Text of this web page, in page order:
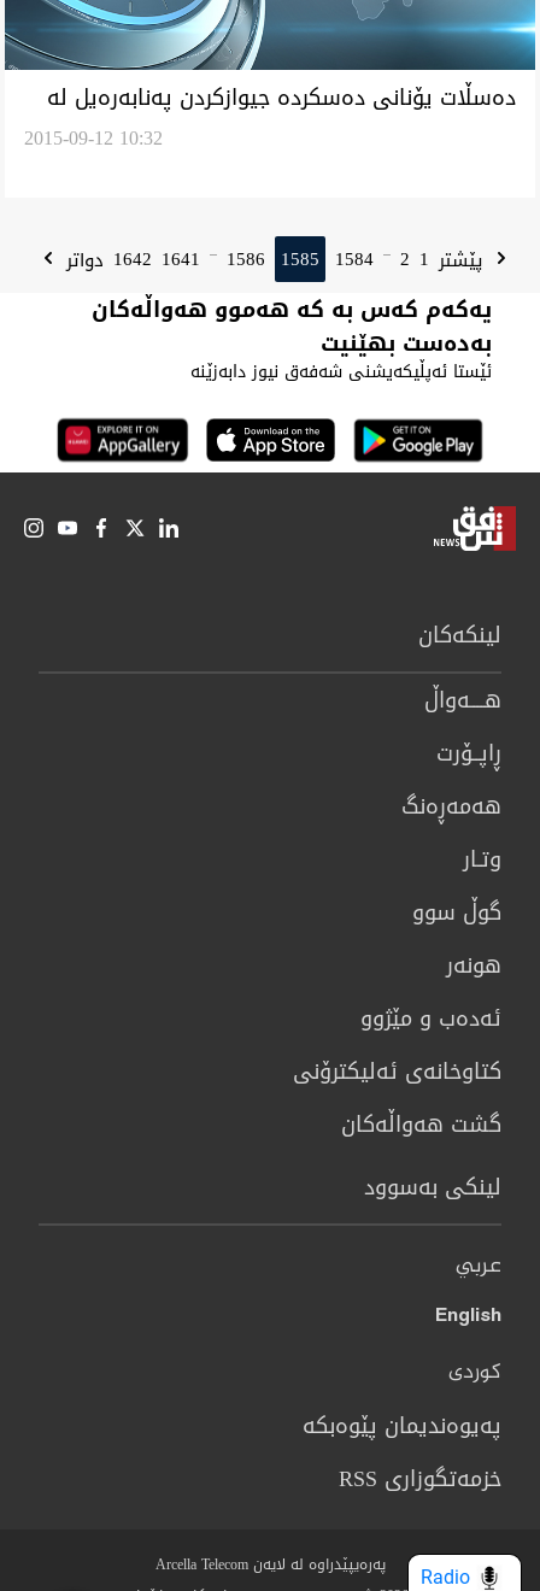
ده‌سڵات يۆنانى ده‌سكرده‌ جيوازكردن په‌نابه‌ره‌يل له‌
2015-09-12 10:32
پێشتر 1
2
...
1584
1585
1586
...
1641
1642 دواتر
یەکەم کەس بە کە هەموو هەواڵەکان
بەدەست بهێنیت
ئێستا ئەپڵیکەیشنی شەفەق نیوز دابەزێنە
لینكەكان
هــــه‌واڵ
ڕاپــۆرت
هه‌مه‌ڕه‌نگ
وتـار
گوڵ سوو
هونه‌ر
ئەدەب و مێژوو
كتاوخانه‌ی ئه‌ليكترۆنی
گشت هەواڵەکان
لینکی بەسوود
عربي
English
کوردی
پەیوەندیمان پێوەبکە
خزمەتگوزاری RSS
پەرەیپێدراوە لە لایەن Arcella Telecom
Radio